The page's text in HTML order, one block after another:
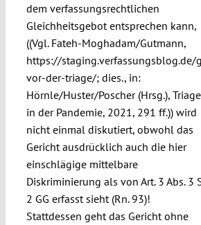
dem verfassungsrechtlichen
Gleichheitsgebot entsprechen kann,
((Vgl. Fateh-Moghadam/Gutmann,
https://staging.verfassungsblog.de/
vor-der-triage/; dies., in:
Hörnle/Huster/Poscher (Hrsg.), Triage
in der Pandemie, 2021, 291 ff.)) wird
nicht einmal diskutiert, obwohl das
Gericht ausdrücklich auch die hier
einschlägige mittelbare
Diskriminierung als von Art. 3 Abs. 3
2 GG erfasst sieht (Rn. 93)!
Stattdessen geht das Gericht ohne